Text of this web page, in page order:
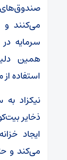
می‌کنند و
سرمایه
همین
استفاده
نیکزاد
ذخایر
ایجاد
می‌کند و